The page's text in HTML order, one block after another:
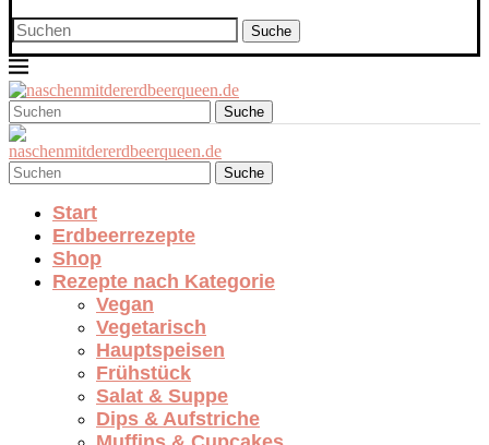
Suche
Suche
Suche
Start
Erdbeerrezepte
Shop
Rezepte nach Kategorie
Vegan
Vegetarisch
Hauptspeisen
Frühstück
Salat & Suppe
Dips & Aufstriche